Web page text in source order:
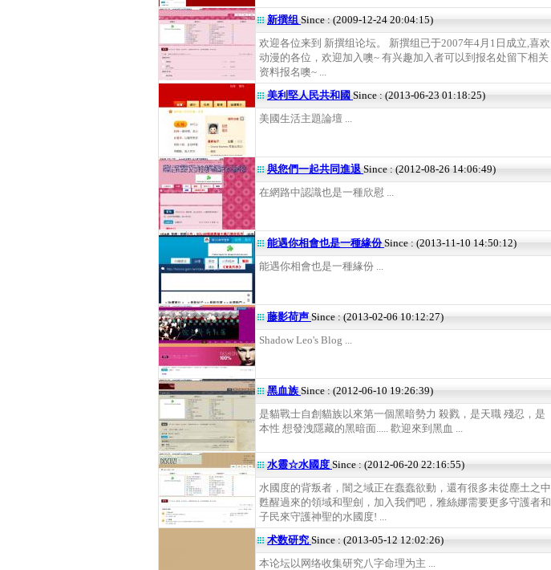
新撰组Since : (2009-12-24 20:04:15)
欢迎各位来到 新撰组论坛。 新撰组已于2007年4月1日成立,喜欢
动漫的各位，欢迎加入噢~ 有兴趣加入者可以到报名处留下相关
资料报名噢~ ...
美利堅人民共和國 Since : (2013-06-23 01:18:25)
美國生活主題論壇 ...
與您們一起共同進退Since : (2012-08-26 14:06:49)
在網路中認識也是一種欣慰 ...
能遇你相會也是一種緣份Since : (2013-11-10 14:50:12)
能遇你相會也是一種緣份 ...
藤影荷声 Since : (2013-02-06 10:12:27)
Shadow Leo's Blog ...
黑血族 Since : (2012-06-10 19:26:39)
是貓戰士自創貓族以來第一個黑暗勢力 殺戮，是天職 殘忍，是
本性 想發洩隱藏的黑暗面..... 歡迎來到黑血 ...
水靈☆水國度 Since : (2012-06-20 22:16:55)
水國度的背叛者，闇之域正在蠢蠢欲動，還有很多未從塵土之中
甦醒過來的領域和聖劍，加入我們吧，雅絲娜需要更多守護者和
子民來守護神聖的水國度! ...
术数研究 Since : (2013-05-12 12:02:26)
本论坛以网络收集研究八字命理为主 ...